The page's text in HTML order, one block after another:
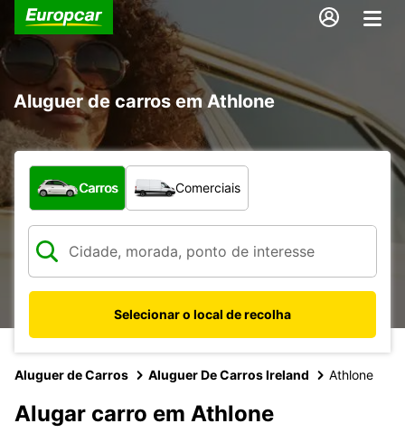
Aluguer de carros em Athlone
Que tipo de veículo pretende?
Carros Comerciais
Selecionar o local de recolha
Aluguer de Carros Aluguer De Carros Ireland Athlone
Alugar carro em Athlone